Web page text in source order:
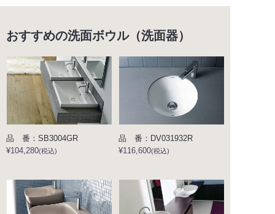
おすすめの洗面ボウル（洗面器）
品 番：SB3004GR
¥104,280(税込)
品 番：DV031932R
¥116,600(税込)